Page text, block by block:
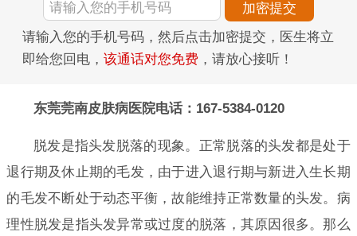
请输入您的手机号码，然后点击加密提交，医生将立
即给您回电， 该通话对您免费 ，请放心接听！
东莞莞南皮肤病医院电话：167-5384-0120
脱发是指头发脱落的现象。正常脱落的头发都是处于
退行期及休止期的毛发，由于进入退行期与新进入生长期
的毛发不断处于动态平衡，故能维持正常数量的头发。病
理性脱发是指头发异常或过度的脱落，其原因很多。那么